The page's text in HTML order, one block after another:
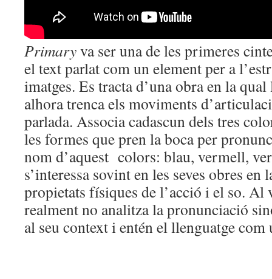
Primaryva ser una de les primeres
el text parlat com un element per a
imatges. Es tracta d’una obra en la
alhora trenca els moviments
parlada. Associa cadascun dels tres
les formes que pren la boca per
nom d’aquest colors: blau, vermell,
s’interessa sovint en les seves obres en
propietats físiques de l’acció i el so.
realment no analitza la pronunciació
al seu context i entén el llenguatge